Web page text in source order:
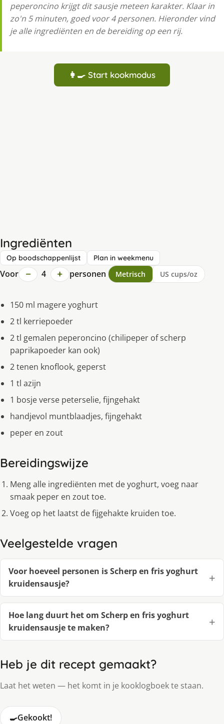
peperoncino krijgt dit sausje meteen karakter. Klaar in
zo'n 5 minuten, goed voor 4 personen. Hieronder vind
je alle ingrediënten en de bereiding op een rij.
👩‍🍳 Start kookmodus
Ingrediënten
Op boodschappenlijst Plan in weekmenu
Voor − 4 + personen Metrisch US cups/oz
150 ml magere yoghurt
2 tl kerriepoeder
2 tl gemalen peperoncino (chilipeper of scherp
paprikapoeder kan ook)
2 tenen knoflook, geperst
1 tl azijn
1 bosje verse peterselie, fijngehakt
handjevol muntblaadjes, fijngehakt
peper en zout
Bereidingswijze
Meng alle ingrediënten met de yoghurt, voeg naar
smaak peper en zout toe.
Voeg op het laatst de fijgehakte kruiden toe.
Veelgestelde vragen
Voor hoeveel personen is Scherp en fris yoghurt
kruidensausje?
Hoe lang duurt het om Scherp en fris yoghurt
kruidensausje te maken?
Heb je dit recept gemaakt?
Laat het weten — het komt in je kooklogboek te staan.
🍳Gekookt!